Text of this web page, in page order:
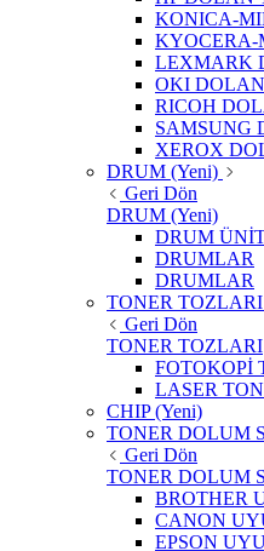
KONICA-
KYOCERA-
LEXMARK
OKI
RICOH
SAMSUNG
XEROX
DRUM (Yeni)
Geri Dön
DRUM (Yeni)
DRUM
DRUMLAR
DRUMLAR
TONER TOZLARI
Geri Dön
TONER TOZLARI
FOTOKOPİ
LASER
CHIP (Yeni)
TONER DOLUM
Geri Dön
TONER DOLUM
BROTHER
CANON
EPSON